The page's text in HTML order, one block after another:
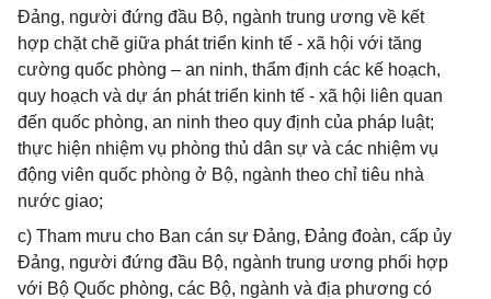
Đảng, người đứng đầu Bộ, ngành trung ương về kết
hợp chặt chẽ giữa phát triển kinh tế - xã hội với tăng
cường quốc phòng – an ninh, thẩm định các kế hoạch,
quy hoạch và dự án phát triển kinh tế - xã hội liên quan
đến quốc phòng, an ninh theo quy định của pháp luật;
thực hiện nhiệm vụ phòng thủ dân sự và các nhiệm vụ
động viên quốc phòng ở Bộ, ngành theo chỉ tiêu nhà
nước giao;
c) Tham mưu cho Ban cán sự Đảng, Đảng đoàn, cấp ủy
Đảng, người đứng đầu Bộ, ngành trung ương phối hợp
với Bộ Quốc phòng, các Bộ, ngành và địa phương có